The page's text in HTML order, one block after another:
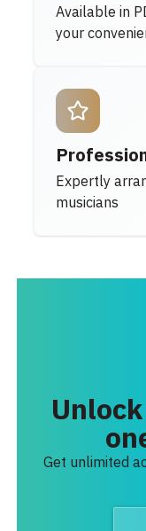
Available in
your
Expertly
musicians
Get unlimited